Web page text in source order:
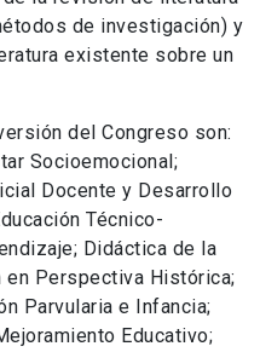
de investigación) y
existente sobre un
del Congreso son:
Socioemocional;
Docente y Desarrollo
Técnico-
Didáctica de la
en Perspectiva Histórica;
Parvularia e Infancia;
Educativo;